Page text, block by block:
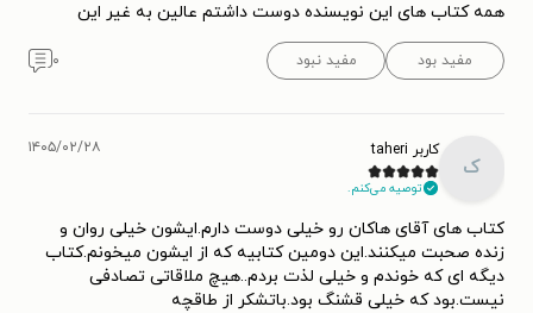
همه کتاب های این نویسنده دوست داشتم عالین به غیر این
مفید بود مفید نبود ۰
ک
کاربر taheri
توصیه می‌کنم.
۱۴۰۵/۰۲/۲۸
کتاب های آقای هاکان رو خیلی دوست دارم.ایشون خیلی روان و
زنده صحبت میکنند.این دومین کتابیه که از ایشون میخونم.کتاب
دیگه ای که خوندم و خیلی لذت بردم..هیچ ملاقاتی تصادفی
نیست.بود که خیلی قشنگ بود.باتشکر از طاقچه